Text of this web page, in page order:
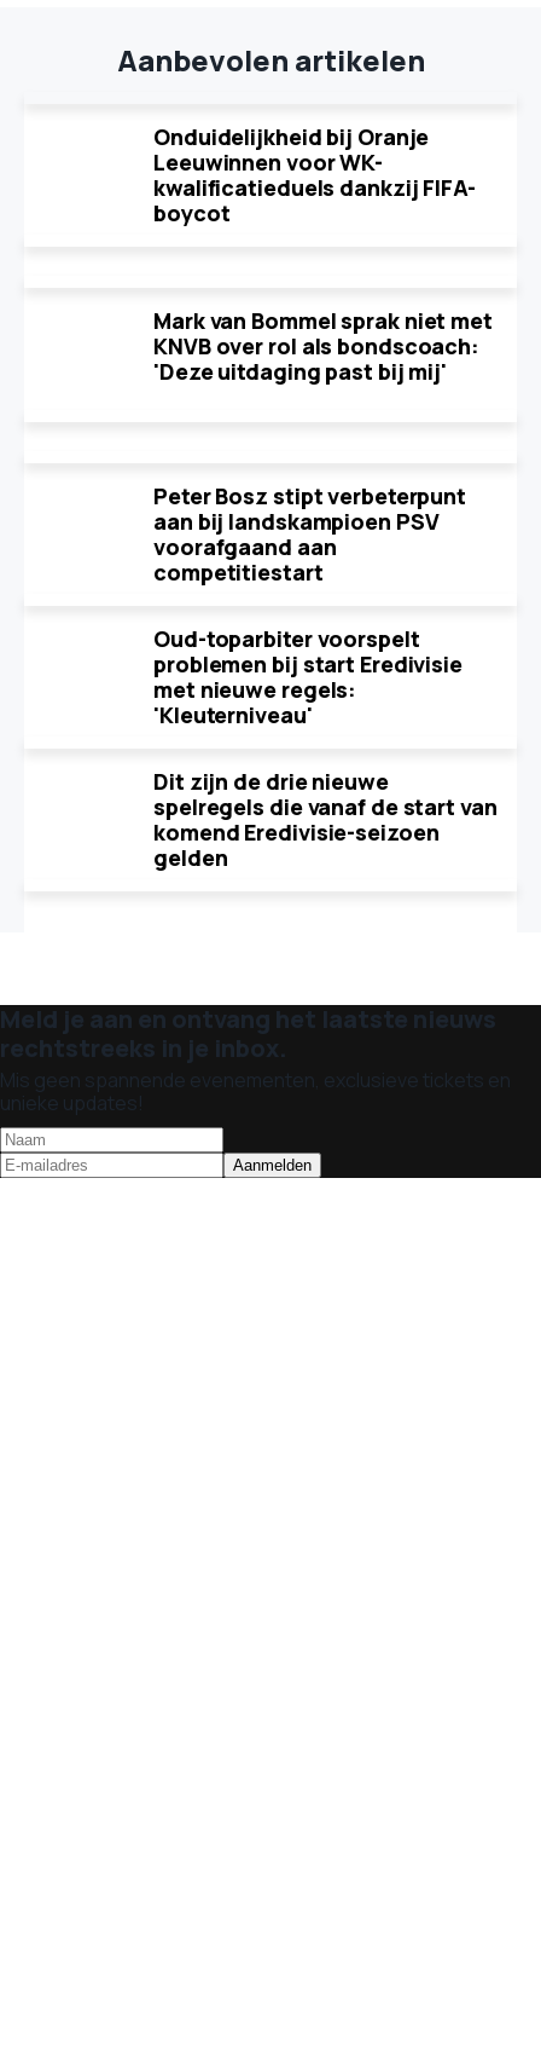
Aanbevolen artikelen
Onduidelijkheid bij Oranje
Leeuwinnen voor WK-
kwalificatieduels dankzij FIFA-
boycot
Mark van Bommel sprak niet met
KNVB over rol als bondscoach:
'Deze uitdaging past bij mij'
Peter Bosz stipt verbeterpunt
aan bij landskampioen PSV
voorafgaand aan
competitiestart
Oud-toparbiter voorspelt
problemen bij start Eredivisie
met nieuwe regels:
'Kleuterniveau'
Dit zijn de drie nieuwe
spelregels die vanaf de start van
komend Eredivisie-seizoen
gelden
Meld je aan en ontvang het laatste nieuws
rechtstreeks in je inbox.
Mis geen spannende evenementen, exclusieve tickets en
unieke updates!